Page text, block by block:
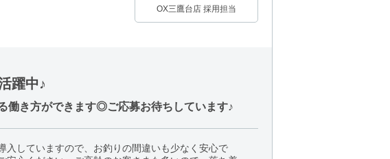
OX三鷹台店 採用担当
躍中♪
働き方ができます◎ご応募お待ちしています♪
入していますので、お釣りの間違いも少なく安心で